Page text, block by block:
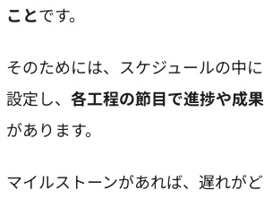
ことです。
そのためには、スケジュールの中
設定し、 各工程の節目で進捗や成
があります。
マイルストーンがあれば、遅れが